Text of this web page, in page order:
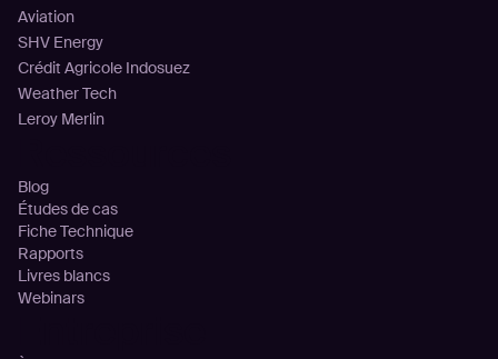
Aviation
SHV Energy
Crédit Agricole Indosuez
Weather Tech
Leroy Merlin
Blog
Études de cas
Fiche Technique
Rapports
Livres blancs
Webinars